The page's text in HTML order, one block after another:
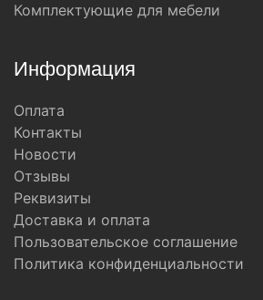
Комплектующие для мебели
Информация
Оплата
Контакты
Новости
Отзывы
Реквизиты
Доставка и оплата
Пользовательское соглашение
Политика конфиденциальности